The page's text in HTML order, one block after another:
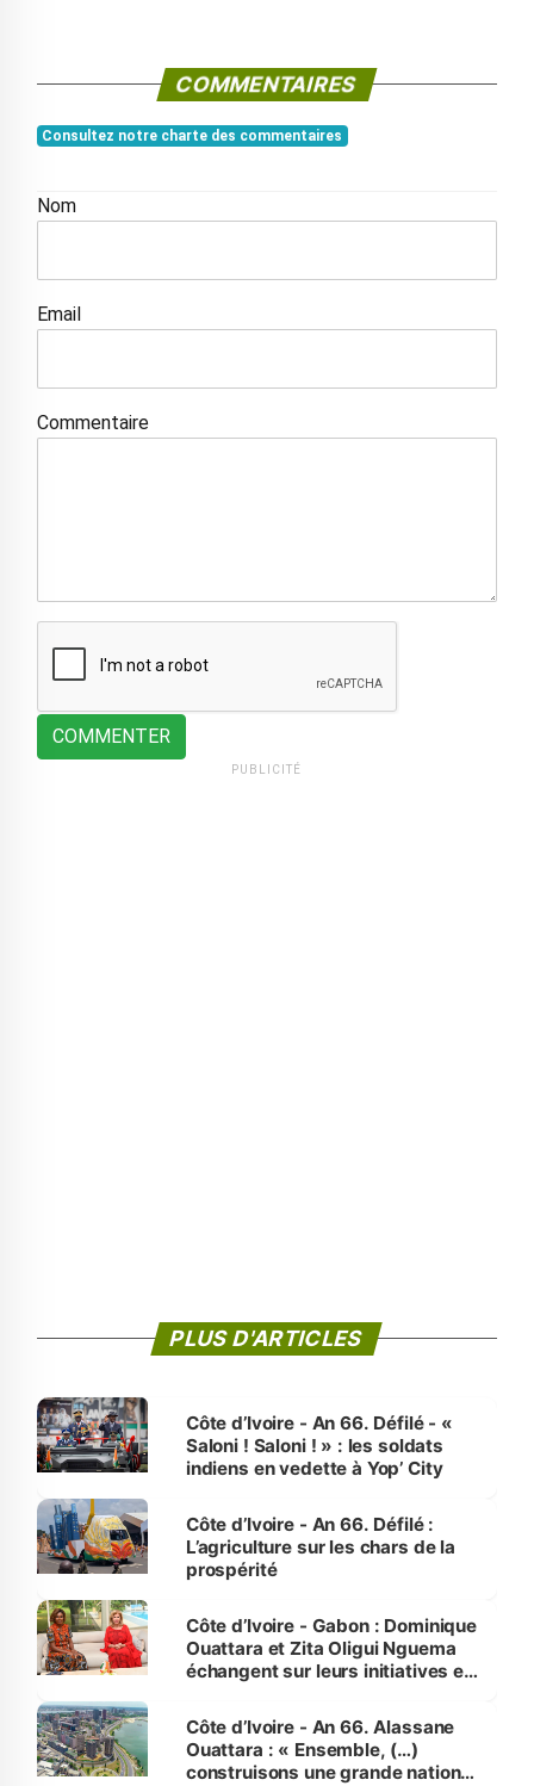
COMMENTAIRES
Consultez notre charte des commentaires
Nom
Email
Commentaire
COMMENTER
PUBLICITÉ
PLUS D'ARTICLES
Côte d’Ivoire - An 66. Défilé - «
Saloni ! Saloni ! » : les soldats
indiens en vedette à Yop’ City
Côte d’Ivoire - An 66. Défilé :
L’agriculture sur les chars de la
prospérité
Côte d’Ivoire - Gabon : Dominique
Ouattara et Zita Oligui Nguema
échangent sur leurs initiatives en
enfants
Côte d’Ivoire - An 66. Alassane
Ouattara : « Ensemble, (…)
construisons une grande nation